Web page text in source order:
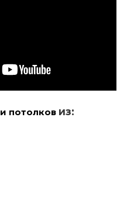
и потолков из: